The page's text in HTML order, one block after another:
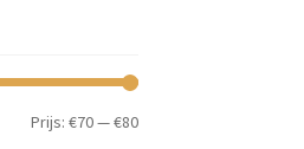
Min.
Max.
Prijs: €70—€80